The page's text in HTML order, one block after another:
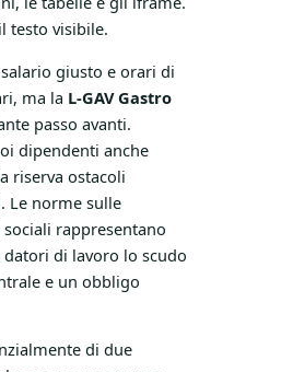
testo visibile.
giusto e orari di
ma la L-GAV Gastro
passo avanti.
dipendenti anche
riserva ostacoli
Le norme sulle
rappresentano
datori di lavoro lo scudo
e un obbligo
di due